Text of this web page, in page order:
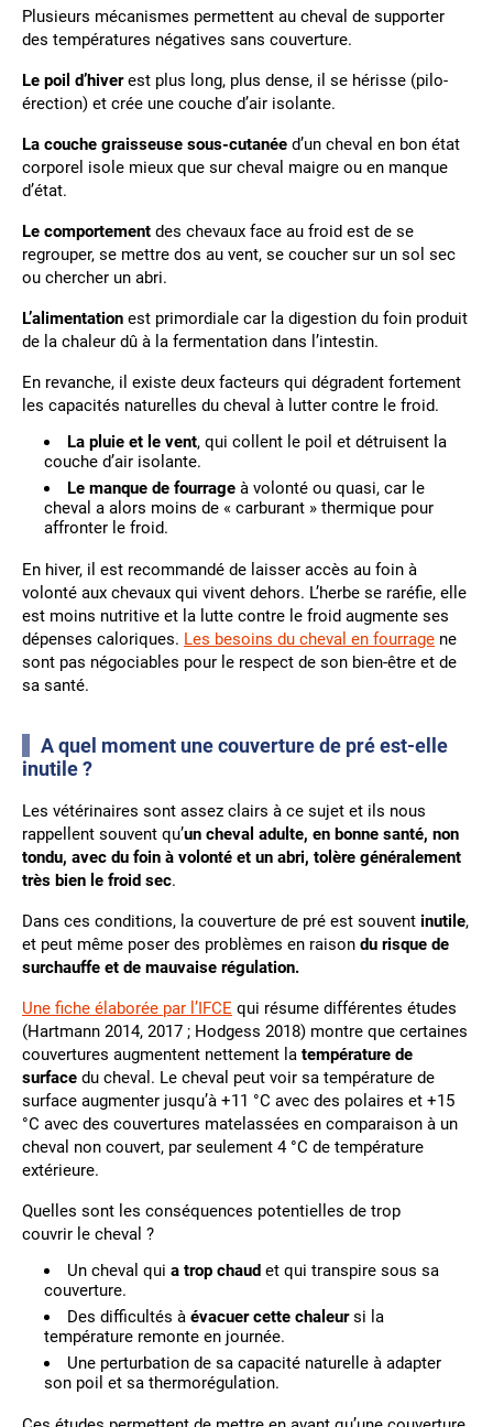
Plusieurs mécanismes permettent au cheval de supporter
des températures négatives sans couverture.
Le poil d’hiverest plus long, plus dense, il se hérisse (pilo-
érection) et crée une couche d’air isolante.
La couche graisseuse sous-cutanée d’un cheval en bon état
corporel isole mieux que sur cheval maigre ou en manque
d’état.
Le comportement des chevaux face au froid est de se
regrouper, se mettre dos au vent, se coucher sur un sol sec
ou chercher un abri.
L’alimentation est primordiale car la digestion du foin produit
de la chaleur dû à la fermentation dans l’intestin.
En revanche, il existe deux facteurs qui dégradent fortement
les capacités naturelles du cheval à lutter contre le froid.
La pluie et le vent, qui collent le poil et détruisent la
couche d’air isolante.
Le manque de fourrage à volonté ou quasi, car le
cheval a alors moins de « carburant » thermique pour
affronter le froid.
En hiver, il est recommandé de laisser accès au foin à
volonté aux chevaux qui vivent dehors. L’herbe se raréfie, elle
est moins nutritive et la lutte contre le froid augmente ses
dépenses caloriques. Les besoins du cheval en fourrage ne
sont pas négociables pour le respect de son bien-être et de
sa santé.
A quel moment une couverture de pré est-elle
inutile ?
Les vétérinaires sont assez clairs à ce sujet et ils nous
rappellent souvent qu’un cheval adulte, en bonne santé, non
tondu, avec du foin à volonté et un abri, tolère généralement
très bien le froid sec.
Dans ces conditions, la couverture de pré est souvent inutile,
et peut même poser des problèmes en raison du risque de
surchauffe et de mauvaise régulation.
Une fiche élaborée par l’IFCE qui résume différentes études
(Hartmann 2014, 2017 ; Hodgess 2018) montre que certaines
couvertures augmentent nettement la température de
surface du cheval. Le cheval peut voir sa température de
surface augmenter jusqu’à +11 °C avec des polaires et +15
°C avec des couvertures matelassées en comparaison à un
cheval non couvert, par seulement 4 °C de température
extérieure.
Quelles sont les conséquences potentielles de trop
couvrir le cheval ?
Un cheval qui a trop chaud et qui transpire sous sa
couverture.
Des difficultés à évacuer cette chaleursi la
température remonte en journée.
Une perturbation de sa capacité naturelle à adapter
son poil et sa thermorégulation.